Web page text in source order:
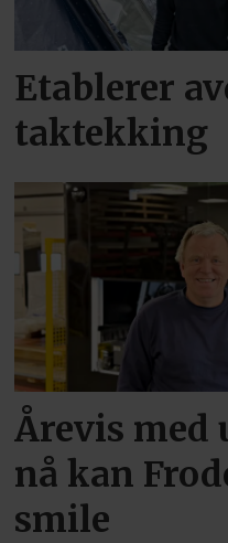
Etablerer
taktekking
Årevis
nå kan
smile